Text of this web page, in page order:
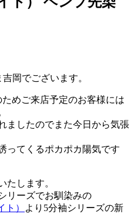
岡でございます。
めご来店予定のお客様には
ましたのでまた今日から気張
ってくるポカポカ陽気です
たします。
リーズでお馴染みの
）
より5分袖シリーズの新